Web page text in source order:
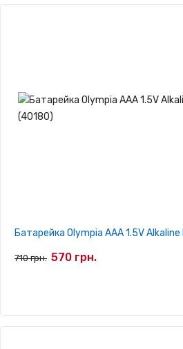
Батарейка Olympia AAA 1.5V
710 грн. 570 грн.